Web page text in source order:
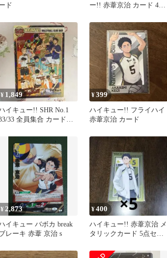
ド
ー!! 赤葦京治 カード 4枚
¥ 1,849
イキュー!! SHR No.1
33 全員集合 カード
¥399
ハイキュー!! フライハイ
赤葦京治 カード
¥ 2,873
イキュー バボカ break
レーキ 赤葦 京治 s
¥400
ハイキュー!! 赤葦京治 メ
タリックカード 5点セッ